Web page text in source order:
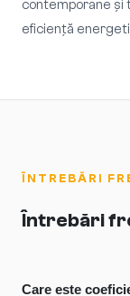
contemporane și
eficiență
ÎNTREBĂRI
Întrebări
Care este